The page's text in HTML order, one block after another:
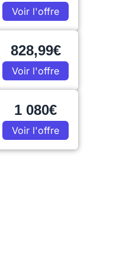
Voir l'offre
828,99€
Voir l'offre
1 080€
Voir l'offre